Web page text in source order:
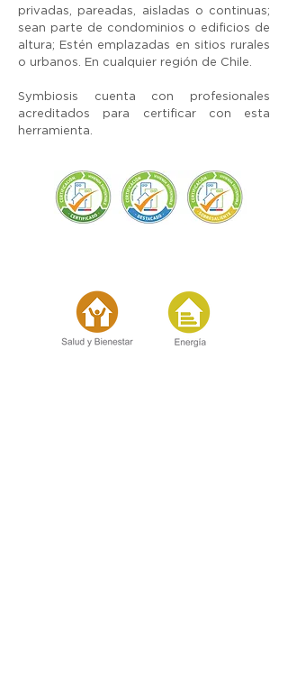
privadas, pareadas, aisladas o continuas;
sean parte de condominios o edificios de
altura; Estén emplazadas en sitios rurales
o urbanos. En cualquier región de Chile.
Symbiosis cuenta con profesionales
acreditados para certificar con esta
herramienta.